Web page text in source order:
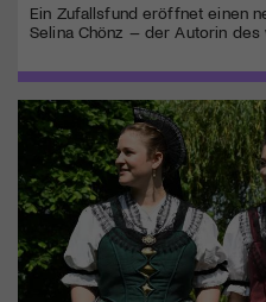
Ein Zufallsfund eröffnet einen
Selina Chönz – der Autorin des